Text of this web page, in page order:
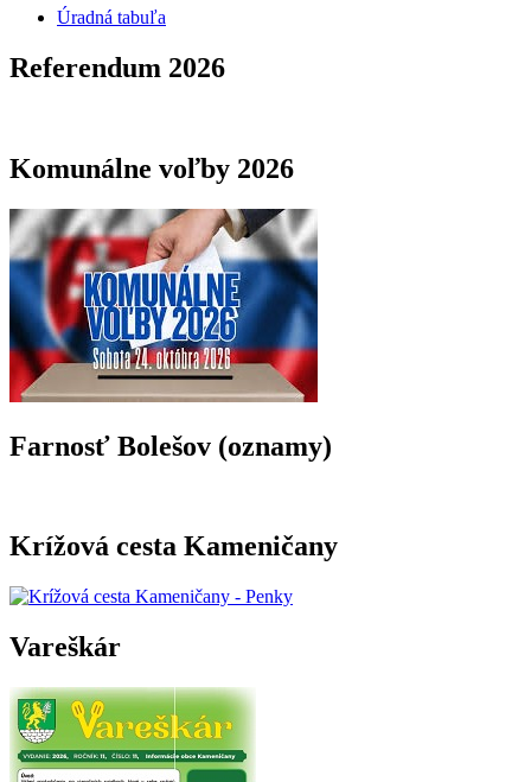
Úradná tabuľa
Referendum 2026
Komunálne voľby 2026
Farnosť Bolešov (oznamy)
Krížová cesta Kameničany
Vareškár